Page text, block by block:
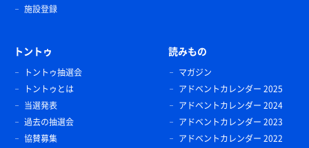
施設登録
トントゥ
トントゥ抽選会
トントゥとは
当選発表
過去の抽選会
協賛募集
読みもの
マガジン
アドベントカレンダー 2025
アドベントカレンダー 2024
アドベントカレンダー 2023
アドベントカレンダー 2022